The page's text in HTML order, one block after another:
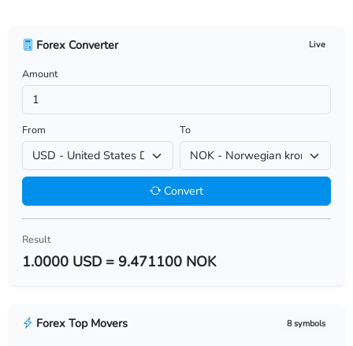
USD/BSD
USD/BWP
USD/BZD
USD/CDF
Forex Converter Live
Amount
From To
Convert
Result
1.0000 USD = 9.471100 NOK
Forex Top Movers 8 symbols